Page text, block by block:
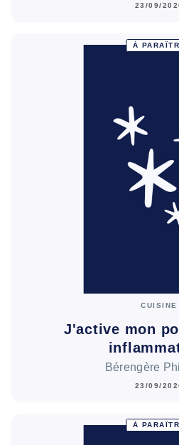
23/09/
À
CUISINE
J'active mon
Bérengère
23/09/
À